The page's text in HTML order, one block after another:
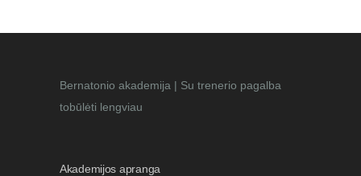
Bernatonio akademija | Su trenerio pagalba
tobūlėti lengviau
Akademijos apranga